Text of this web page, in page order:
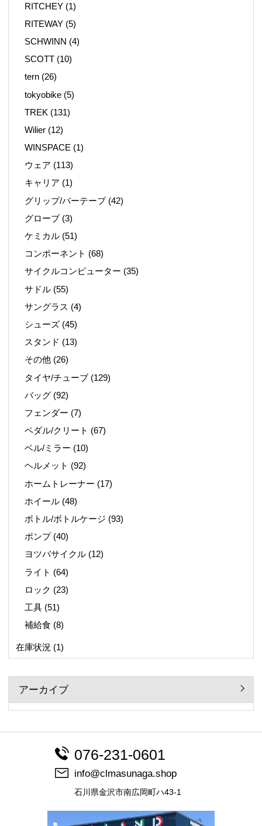
RITCHEY (1)
RITEWAY (5)
SCHWINN (4)
SCOTT (10)
tern (26)
tokyobike (5)
TREK (131)
Wilier (12)
WINSPACE (1)
ウェア (113)
キャリア (1)
グリップ/バーテープ(42)
グローブ (3)
ケミカル (51)
コンポーネント (68)
サイクルコンピューター (35)
サドル (55)
サングラス (4)
シューズ (45)
スタンド (13)
その他 (26)
タイヤ/チューブ (129)
バッグ (92)
フェンダー (7)
ペダル/クリート (67)
ベル/ミラー (10)
ヘルメット (92)
ホームトレーナー (17)
ホイール (48)
ボトル/ボトルケージ (93)
ポンプ(40)
ヨツバサイクル (12)
ライト (64)
ロック (23)
工具 (51)
補給食 (8)
在庫状況 (1)
アーカイブ
076-231-0601
info@clmasunaga.shop
石川県金沢市南広岡町ハ43-1